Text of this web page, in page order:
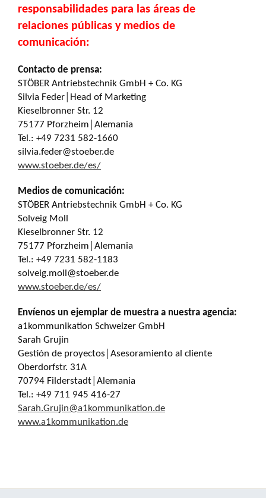
responsabilidades para las áreas de
relaciones públicas y medios de
comunicación:
Contacto de prensa:
STÖBER Antriebstechnik GmbH + Co. KG
Silvia Feder│Head of Marketing
Kieselbronner Str. 12
75177 Pforzheim│Alemania
Tel.: +49 7231 582-1660
silvia.feder@stoeber.de
www.stoeber.de/es/
Medios de comunicación:
STÖBER Antriebstechnik GmbH + Co. KG
Solveig Moll
Kieselbronner Str. 12
75177 Pforzheim│Alemania
Tel.: +49 7231 582-1183
solveig.moll@stoeber.de
www.stoeber.de/es/
Envíenos un ejemplar de muestra a nuestra agencia:
a1kommunikation Schweizer GmbH
Sarah Grujin
Gestión de proyectos│Asesoramiento al cliente
Oberdorfstr. 31A
70794 Filderstadt│Alemania
Tel.: +49 711 945 416-27
Sarah.Grujin@a1kommunikation.de
www.a1kommunikation.de